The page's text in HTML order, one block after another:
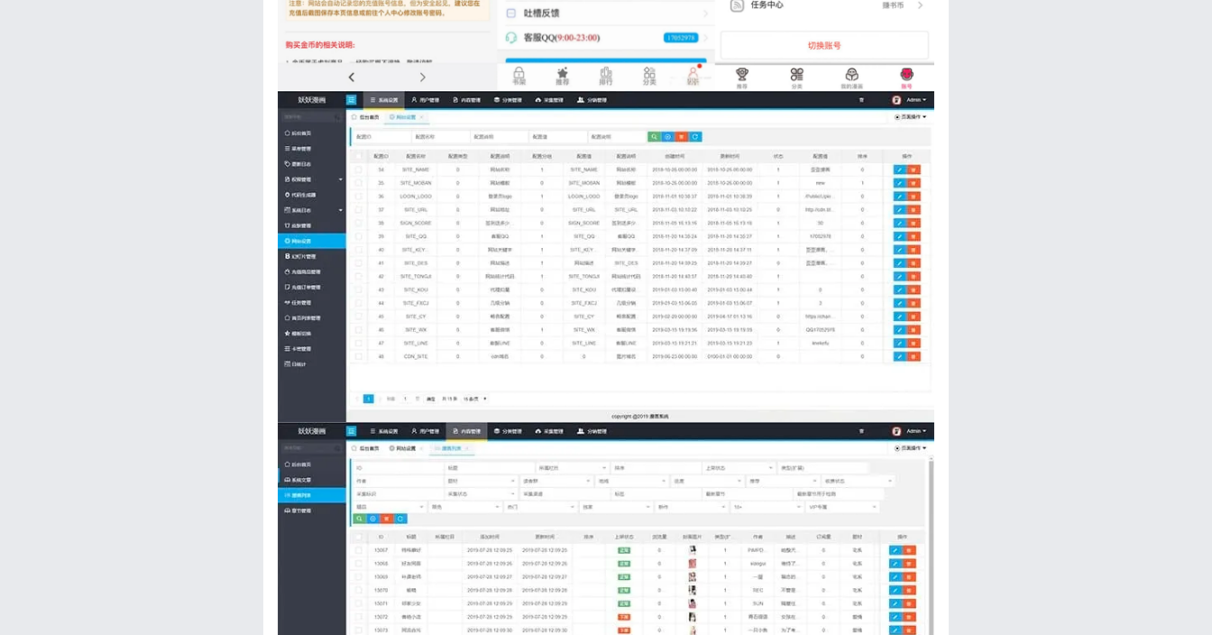
登录
没有账号？立即注册
记住登录 忘记密码?
登录